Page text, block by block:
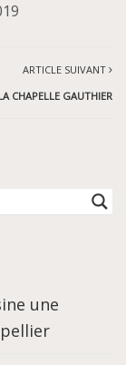
ARTICLE SUIVANT
CHAPELLE GAUTHIER
une